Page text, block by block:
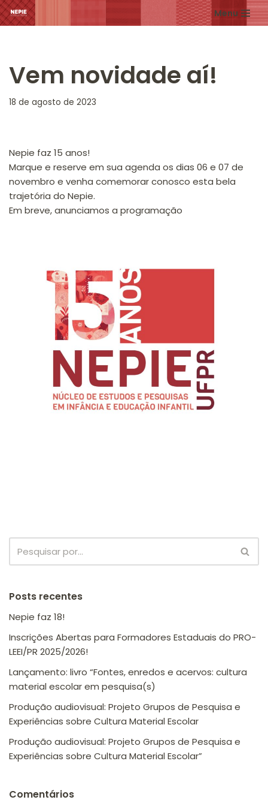
conteúdo
Menu
Vem novidade aí!
18 de agosto de 2023
Nepie faz 15 anos!
Marque e reserve em sua agenda os dias 06 e 07 de
novembro e venha comemorar conosco esta bela
trajetória do Nepie.
Em breve, anunciamos a programação
Posts recentes
Nepie faz 18!
Inscrições Abertas para Formadores Estaduais do PRO-
LEEI/PR 2025/2026!
Lançamento: livro “Fontes, enredos e acervos: cultura
material escolar em pesquisa(s)
Produção audiovisual: Projeto Grupos de Pesquisa e
Experiências sobre Cultura Material Escolar
Produção audiovisual: Projeto Grupos de Pesquisa e
Experiências sobre Cultura Material Escolar”
Comentários